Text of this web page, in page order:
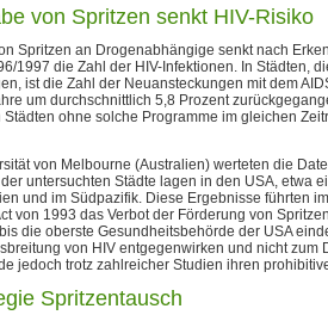
von Spritzen senkt HIV-Risiko
Spritzen an Drogenabhängige senkt nach
1997 die Zahl der HIV-Infektionen. In Städten,
ist die Zahl der Neuansteckungen mit dem
um durchschnittlich 5,8 Prozent
ohne solche Programme im gleichen
von Melbourne (Australien) werteten die
untersuchten Städte lagen in den USA, etwa
und im Südpazifik. Diese Ergebnisse führten
von 1993 das Verbot der Förderung von
die oberste Gesundheitsbehörde der USA
von HIV entgegenwirken und nicht zum
jedoch trotz zahlreicher Studien ihren
Spritzentausch